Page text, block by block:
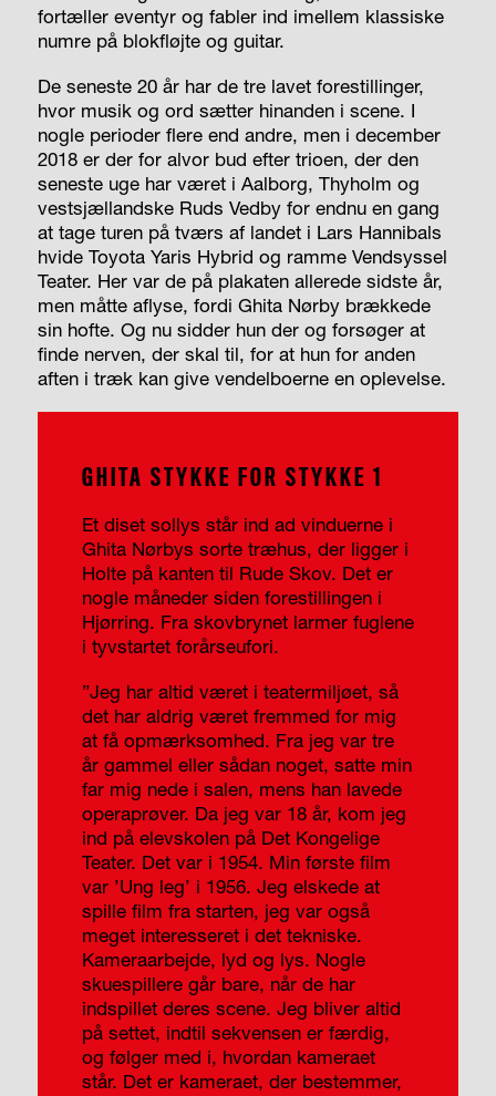
fortæller eventyr og fabler ind imellem klassiske
numre på blokfløjte og guitar.
De seneste 20 år har de tre lavet forestillinger,
hvor musik og ord sætter hinanden i scene. I
nogle perioder flere end andre, men i december
2018 er der for alvor bud efter trioen, der den
seneste uge har været i Aalborg, Thyholm og
vestsjællandske Ruds Vedby for endnu en gang
at tage turen på tværs af landet i Lars Hannibals
hvide Toyota Yaris Hybrid og ramme Vendsyssel
Teater. Her var de på plakaten allerede sidste år,
men måtte aflyse, fordi Ghita Nørby brækkede
sin hofte. Og nu sidder hun der og forsøger at
finde nerven, der skal til, for at hun for anden
aften i træk kan give vendelboerne en oplevelse.
GHITA STYKKE FOR STYKKE 1
Et diset sollys står ind ad vinduerne i
Ghita Nørbys sorte træhus, der ligger i
Holte på kanten til Rude Skov. Det er
nogle måneder siden forestillingen i
Hjørring. Fra skovbrynet larmer fuglene
i tyvstartet forårseufori.
”Jeg har altid været i teatermiljøet, så
det har aldrig været fremmed for mig
at få opmærksomhed. Fra jeg var tre
år gammel eller sådan noget, satte min
far mig nede i salen, mens han lavede
operaprøver. Da jeg var 18 år, kom jeg
ind på elevskolen på Det Kongelige
Teater. Det var i 1954. Min første film
var ’Ung leg’ i 1956. Jeg elskede at
spille film fra starten, jeg var også
meget interesseret i det tekniske.
Kameraarbejde, lyd og lys. Nogle
skuespillere går bare, når de har
indspillet deres scene. Jeg bliver altid
på settet, indtil sekvensen er færdig,
og følger med i, hvordan kameraet
står. Det er kameraet, der bestemmer,